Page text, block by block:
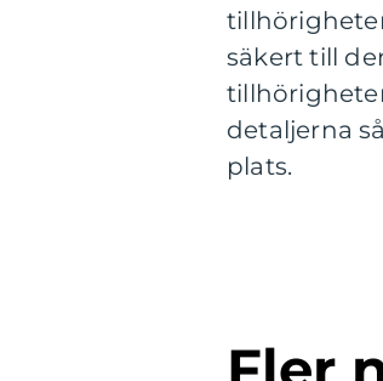
säkert till
detaljerna
plats.